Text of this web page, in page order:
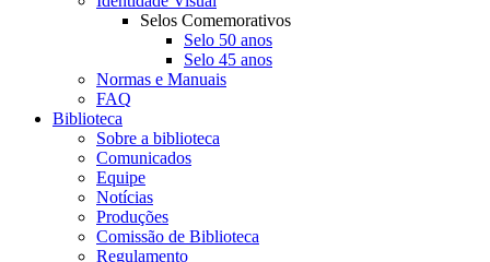
Selos Comemorativos
Selo 50 anos
Selo 45 anos
Normas e Manuais
FAQ
Biblioteca
Sobre a biblioteca
Comunicados
Equipe
Notícias
Produções
Comissão de Biblioteca
Regulamento